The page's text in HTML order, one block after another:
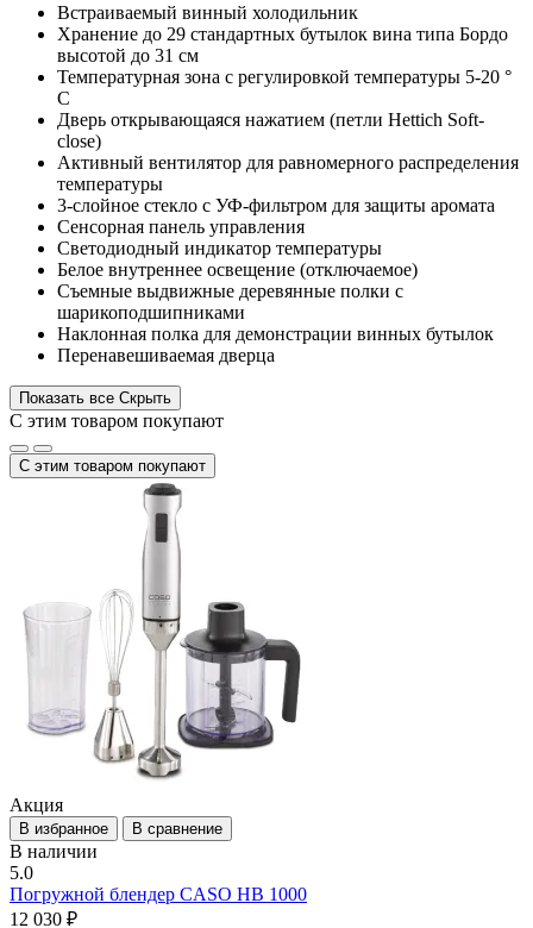
Встраиваемый винный холодильник
Хранение до 29 стандартных бутылок вина типа Бордо
высотой до 31 см
Температурная зона с регулировкой температуры 5-20 °
C
Дверь открывающаяся нажатием (петли Hettich Soft-
close)
Активный вентилятор для равномерного распределения
температуры
3-слойное стекло с УФ-фильтром для защиты аромата
Сенсорная панель управления
Светодиодный индикатор температуры
Белое внутреннее освещение (отключаемое)
Съемные выдвижные деревянные полки с
шарикоподшипниками
Наклонная полка для демонстрации винных бутылок
Перенавешиваемая дверца
Показать все Скрыть
С этим товаром покупают
С этим товаром покупают
Акция
В избранное В сравнение
В наличии
5.0
Погружной блендер CASO HB 1000
12 030 ₽